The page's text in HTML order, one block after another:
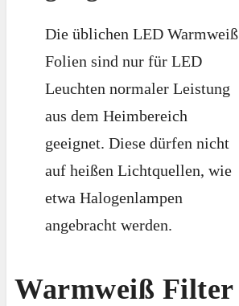
Die üblichen LED Warmweiß
Folien sind nur für LED
Leuchten normaler Leistung
aus dem Heimbereich
geeignet. Diese dürfen nicht
auf heißen Lichtquellen, wie
etwa Halogenlampen
angebracht werden.
Warmweiß Filter